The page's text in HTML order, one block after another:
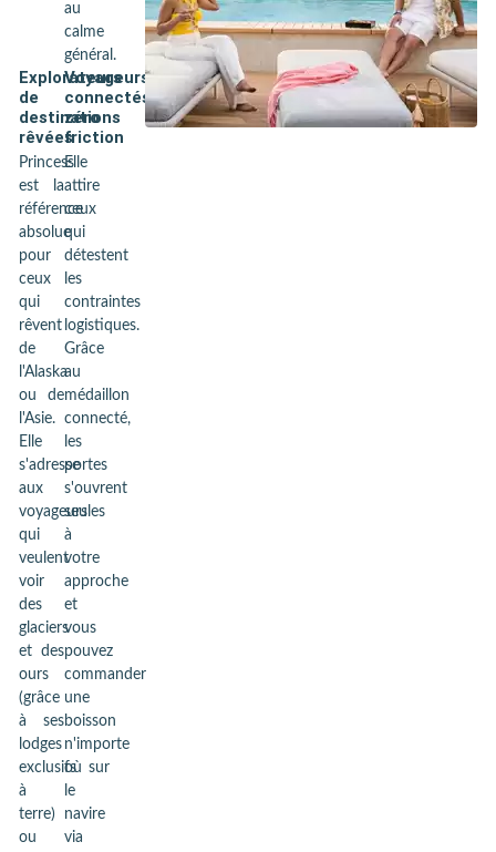
au
calme
général.
Explorateurs
de
destinations
rêvées
Princess
est la
référence
absolue
pour
ceux
qui
rêvent
de
l'Alaska
ou de
l'Asie.
Elle
s'adresse
aux
voyageurs
qui
veulent
voir
des
glaciers
et des
ours
(grâce
à ses
lodges
exclusifs
à
terre)
ou
Voyageurs
connectés,
zéro
friction
Elle
attire
ceux
qui
détestent
les
contraintes
logistiques.
Grâce
au
médaillon
connecté,
les
portes
s'ouvrent
seules
à
votre
approche
et
vous
pouvez
commander
une
boisson
n'importe
où sur
le
navire
via